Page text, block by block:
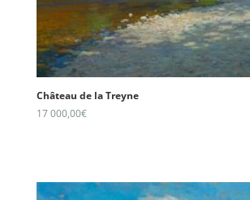
Château de la Treyne
17 000,00€